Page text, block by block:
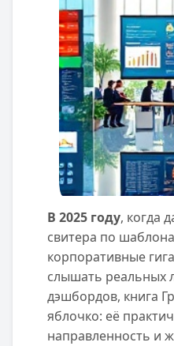
В 2025 году, когда
свитера по
корпоративные
слышать реальных
дэшбордов, книга
яблочко: её
направленность и